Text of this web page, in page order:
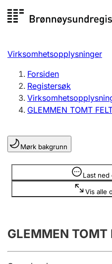
Registersøk
Aksjeselskap
Enkeltpersonforetak
Registrere, endre, slette
Lag og forening
Registrere, endre, slette
Innsending og
Virksomhetsopplysninger
Forsiden
Registersøk
GLEMMEN TOMT
Mørk bakgrunn
Last ned
Vis alle
Opplysninger er skjult
GLEMMEN TOMT